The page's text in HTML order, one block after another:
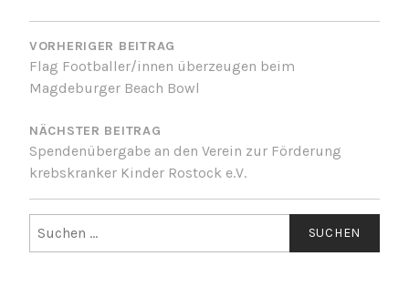
BEITRAGSNAVIGATION
VORHERIGER BEITRAG
Flag Footballer/innen überzeugen beim
Magdeburger Beach Bowl
NÄCHSTER BEITRAG
Spendenübergabe an den Verein zur Förderung
krebskranker Kinder Rostock e.V.
nach: